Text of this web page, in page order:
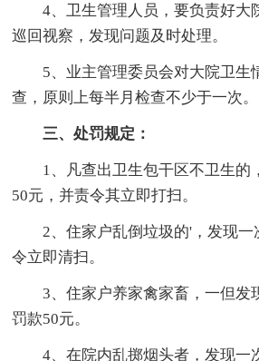
4、卫生管理人员，要负责好大
巡回视察，发现问题及时处理。
5、业主管理委员会对大院卫生
查，原则上每半月检查不少于一次。
三、处罚规定：
1、凡查出卫生包干区不卫生的
50元，并责令其立即打扫。
2、住家户乱倒垃圾的'，发现一
令立即清扫。
3、住家户养家禽家畜，一但发
罚款50元。
4、在院内乱掷烟头者，发现一次